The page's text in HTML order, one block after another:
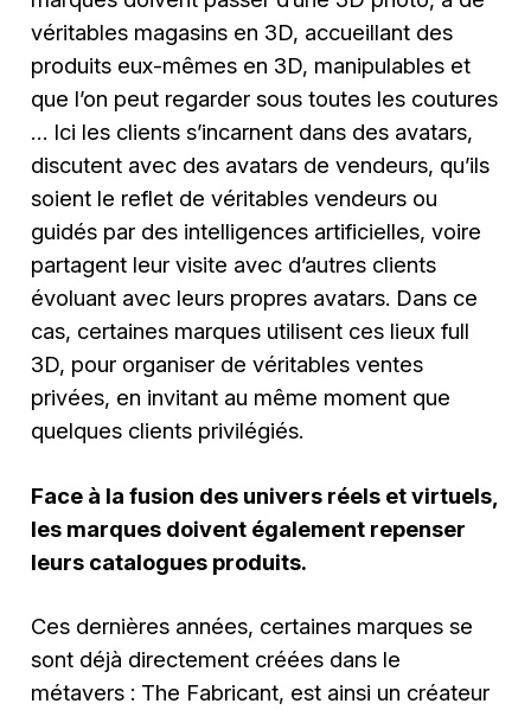
véritables magasins en 3D, accueillant des
produits eux-mêmes en 3D, manipulables et
que l’on peut regarder sous toutes les coutures
… Ici les clients s’incarnent dans des avatars,
discutent avec des avatars de vendeurs, qu’ils
soient le reflet de véritables vendeurs ou
guidés par des intelligences artificielles, voire
partagent leur visite avec d’autres clients
évoluant avec leurs propres avatars. Dans ce
cas, certaines marques utilisent ces lieux full
3D, pour organiser de véritables ventes
privées, en invitant au même moment que
quelques clients privilégiés.
Face à la fusion des univers réels et virtuels,
les marques doivent également repenser
leurs catalogues produits.
Ces dernières années, certaines marques se
sont déjà directement créées dans le
métavers : The Fabricant, est ainsi un créateur